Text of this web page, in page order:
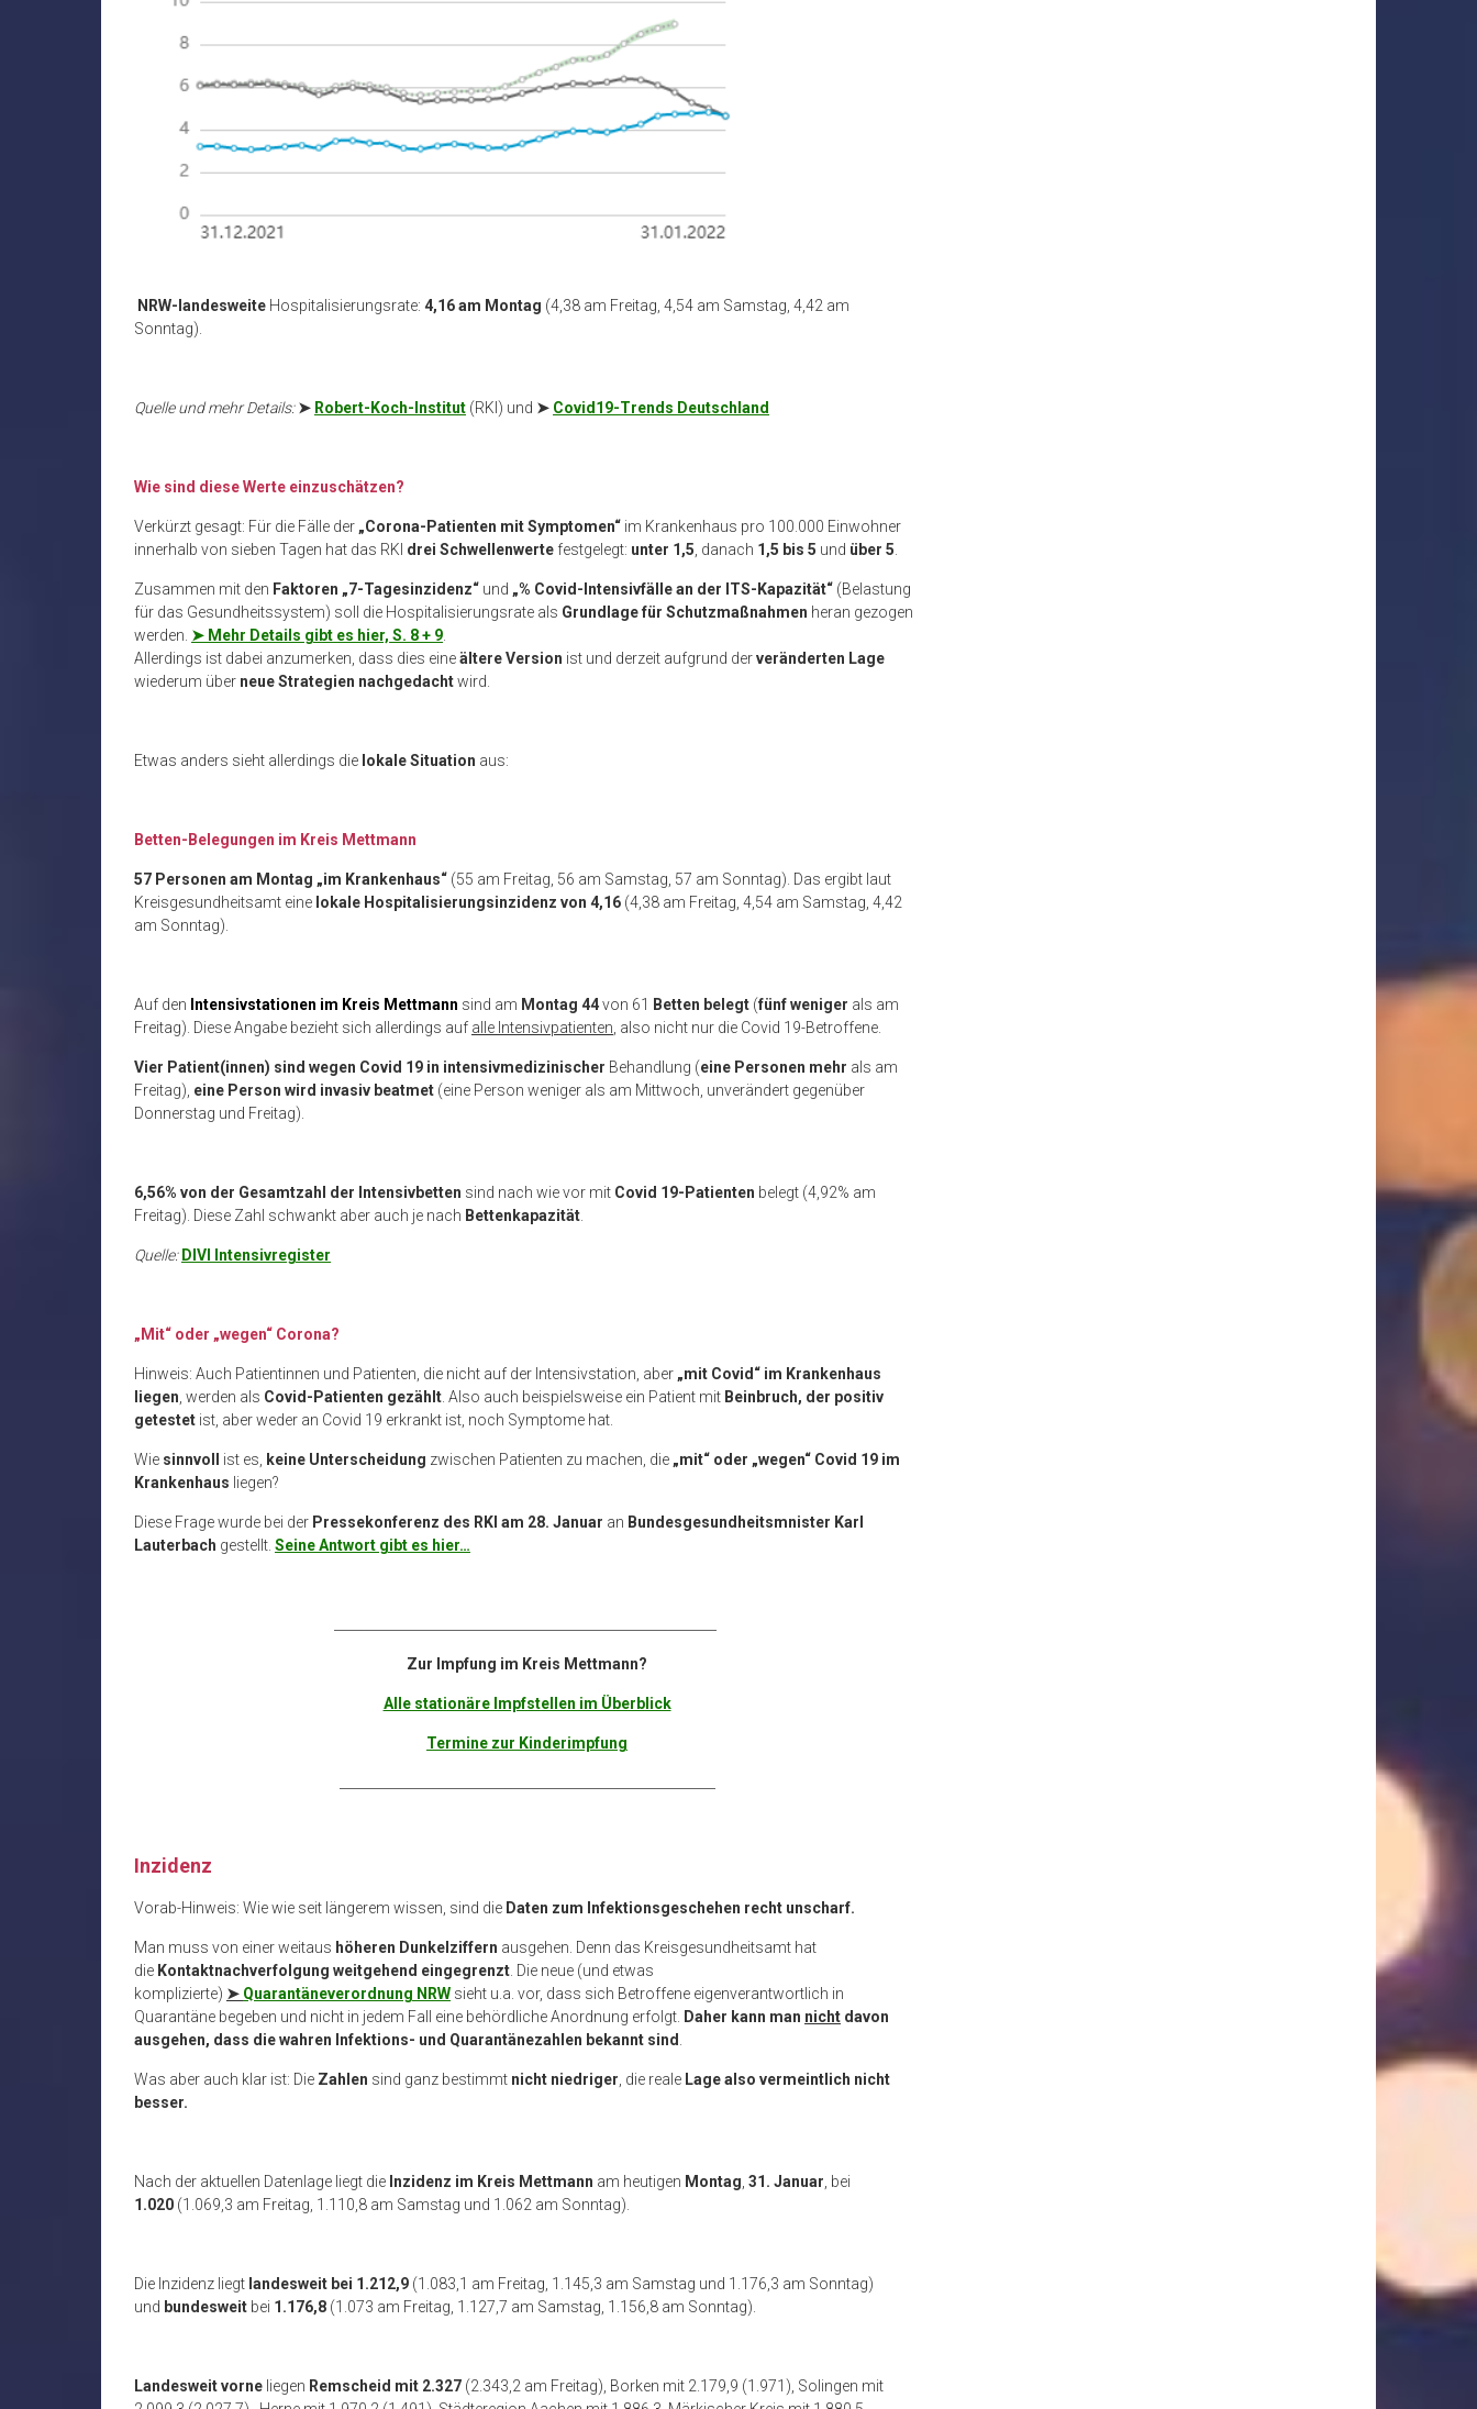
NRW-landesweite Hospitalisierungsrate: 4,16 am Montag (4,38 am Freitag, 4,54 am Samstag, 4,42 am
Sonntag).
Quelle und mehr Details:➤ Robert-Koch-Institut (RKI) und ➤ Covid19-Trends Deutschland
Wie sind diese Werte einzuschätzen?
Verkürzt gesagt: Für die Fälle der „Corona-Patienten mit Symptomen“ im Krankenhaus pro 100.000 Einwohner
innerhalb von sieben Tagen hat das RKI drei Schwellenwerte festgelegt: unter 1,5, danach 1,5 bis 5 und über 5.
Zusammen mit den Faktoren „7-Tagesinzidenz“ und „% Covid-Intensivfälle an der ITS-Kapazität“ (Belastung
für das Gesundheitssystem) soll die Hospitalisierungsrate als Grundlage für Schutzmaßnahmen heran gezogen
werden. ➤ Mehr Details gibt es hier, S. 8 + 9.
Allerdings ist dabei anzumerken, dass dies eineältere Version ist und derzeit aufgrund derveränderten Lage
wiederum über neue Strategien nachgedachtwird.
Etwas anders sieht allerdings die lokale Situation aus:
Betten-Belegungen im Kreis Mettmann
57 Personen am Montag „im Krankenhaus“ (55 am Freitag, 56 am Samstag, 57 am Sonntag). Das ergibt laut
Kreisgesundheitsamt eine lokale Hospitalisierungsinzidenz von 4,16 (4,38 am Freitag, 4,54 am Samstag, 4,42
am Sonntag).
Auf den Intensivstationen im Kreis Mettmann sind am Montag 44von 61 Betten belegt (fünf weniger als am
Freitag). Diese Angabe bezieht sich allerdings auf alle Intensivpatienten, also nicht nur die Covid 19-Betroffene.
Vier Patient(innen) sind wegen Covid 19 in intensivmedizinischer Behandlung (eine Personen mehr als am
Freitag), eine Person wird invasiv beatmet (eine Person weniger als am Mittwoch, unverändert gegenüber
Donnerstag und Freitag).
6,56% von der Gesamtzahl der Intensivbetten sind nach wie vor mit Covid 19-Patienten belegt (4,92% am
Freitag). Diese Zahl schwankt aber auch je nach Bettenkapazität.
Quelle: DIVI Intensivregister
„Mit“ oder „wegen“ Corona?
Hinweis: Auch Patientinnen und Patienten, die nicht auf der Intensivstation, aber „mit Covid“ im Krankenhaus
liegen, werden als Covid-Patienten gezählt. Also auch beispielsweise ein Patient mit Beinbruch, der positiv
getestet ist, aber weder an Covid 19 erkrankt ist, noch Symptome hat.
Wie sinnvoll ist es, keine Unterscheidung zwischen Patienten zu machen, die „mit“ oder „wegen“ Covid 19 im
Krankenhaus liegen?
Diese Frage wurde bei der Pressekonferenz des RKI am 28. Januar an Bundesgesundheitsmnister Karl
Lauterbach gestellt. Seine Antwort gibt es hier…
Zur Impfung im Kreis Mettmann?
Alle stationäre Impfstellen im Überblick
Termine zur Kinderimpfung
Inzidenz
Vorab-Hinweis: Wie wie seit längerem wissen, sind die Daten zum Infektionsgeschehen recht unscharf.
Man muss von einer weitaus höheren Dunkelziffern ausgehen. Denn das Kreisgesundheitsamt hat
die Kontaktnachverfolgung weitgehend eingegrenzt. Die neue (und etwas
komplizierte) ➤ Quarantäneverordnung NRW sieht u.a. vor, dass sich Betroffene eigenverantwortlich in
Quarantäne begeben und nicht in jedem Fall eine behördliche Anordnung erfolgt. Daher kann man nicht davon
ausgehen, dass die wahren Infektions- und Quarantänezahlen bekannt sind.
Was aber auch klar ist: Die Zahlen sind ganz bestimmt nicht niedriger, die reale Lage also vermeintlich nicht
besser.
Nach der aktuellen Datenlage liegt die Inzidenz im Kreis Mettmann am heutigen Montag, 31. Januar, bei
1.020 (1.069,3 am Freitag, 1.110,8 am Samstag und 1.062 am Sonntag).
Die Inzidenz liegt landesweit bei 1.212,9 (1.083,1 am Freitag, 1.145,3 am Samstag und 1.176,3 am Sonntag)
und bundesweit bei 1.176,8 (1.073 am Freitag, 1.127,7 am Samstag, 1.156,8 am Sonntag).
Landesweitvorne liegen Remscheid mit 2.327 (2.343,2 am Freitag), Borken mit 2.179,9 (1.971), Solingen mit